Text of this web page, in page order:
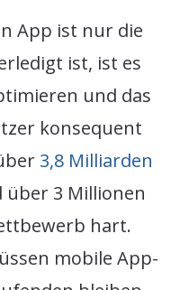
App ist nur die
ist, ist es
und das
konsequent
3,8 Milliarden
über 3 Millionen
hart.
mobile App-